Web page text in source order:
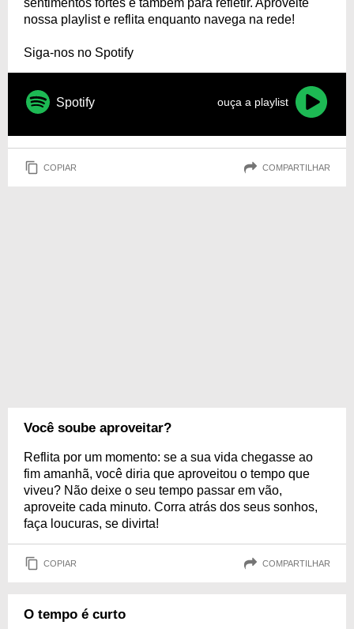
sentimentos fortes e também para refletir. Aproveite
nossa playlist e reflita enquanto navega na rede!
Siga-nos no Spotify
Spotify ouça a playlist
COPIAR COMPARTILHAR
Você soube aproveitar?
Reflita por um momento: se a sua vida chegasse ao
fim amanhã, você diria que aproveitou o tempo que
viveu? Não deixe o seu tempo passar em vão,
aproveite cada minuto. Corra atrás dos seus sonhos,
faça loucuras, se divirta!
COPIAR COMPARTILHAR
O tempo é curto